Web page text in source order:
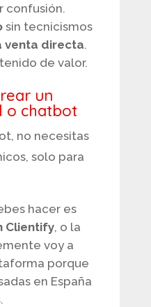
confusión.
sin tecnicismos
venta directa.
de valor.
un
o chatbot
no necesitas
solo para
hacer es
Clientify, o la
voy a
porque
en España